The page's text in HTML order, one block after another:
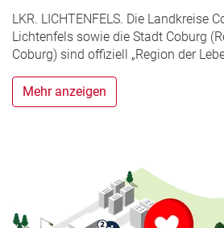
LKR. LICHTENFELS. Die Landkreise
Lichtenfels sowie die Stadt Coburg
Coburg) sind offiziell „Region der
Mehr anzeigen